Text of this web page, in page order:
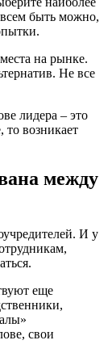
быть можно,
на рынке.
Не все
лидера – это
возникает
между
И у
еще
свои